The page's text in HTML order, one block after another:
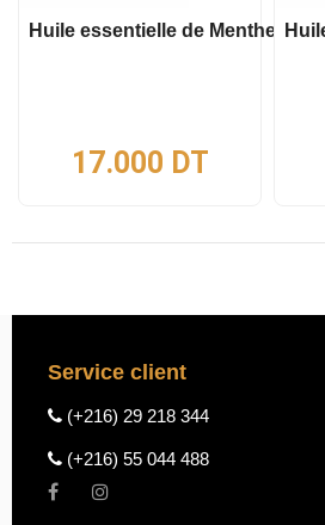
Huile essentielle de Menthe
17.000 DT
Service client
(+216) 29 218 344
(+216) 55 044 488